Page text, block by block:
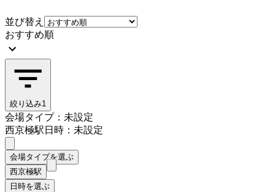
並び替え
おすすめ順
絞り込み1
会場タイプ：未設定
西京極駅日時：未設定
会場タイプを選ぶ
西京極駅
日時を選ぶ